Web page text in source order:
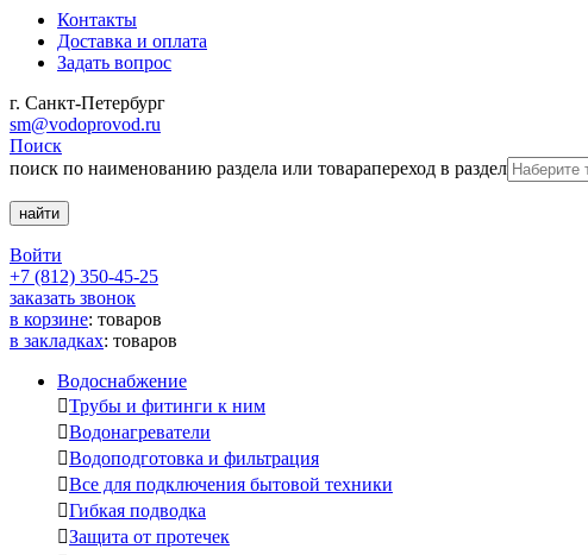
Контакты
Доставка и оплата
Задать вопрос
г. Санкт-Петербург
sm@vodoprovod.ru
Поиск
поиск по наименованию раздела или товарапереход в раздел
Войти
+7 (812) 350-45-25
заказать звонок
в корзине: товаров
в закладках: товаров
Водоснабжение
Трубы и фитинги к ним
Водонагреватели
Водоподготовка и фильтрация
Все для подключения бытовой техники
Гибкая подводка
Защита от протечек